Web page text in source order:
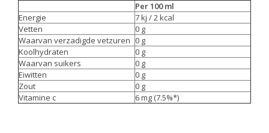
Per 100 ml
Energie
7 kj / 2 kcal
Vetten
0 g
Waarvan verzadigde vetzuren 0 g
Koolhydraten
0 g
Waarvan suikers
0 g
Eiwitten
0 g
Zout
0 g
Vitamine c
6 mg (7.5%*)